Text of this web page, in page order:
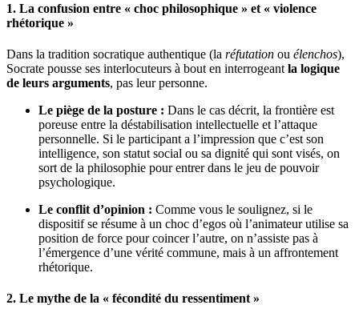
1. La confusion entre « choc philosophique » et « violence
rhétorique »
Dans la tradition socratique authentique (la réfutation ou élenchos),
Socrate pousse ses interlocuteurs à bout en interrogeant la logique
de leurs arguments, pas leur personne.
Le piège de la posture : Dans le cas décrit, la frontière est
poreuse entre la déstabilisation intellectuelle et l’attaque
personnelle. Si le participant a l’impression que c’est son
intelligence, son statut social ou sa dignité qui sont visés, on
sort de la philosophie pour entrer dans le jeu de pouvoir
psychologique.
Le conflit d’opinion : Comme vous le soulignez, si le
dispositif se résume à un choc d’egos où l’animateur utilise sa
position de force pour coincer l’autre, on n’assiste pas à
l’émergence d’une vérité commune, mais à un affrontement
rhétorique.
2. Le mythe de la « fécondité du ressentiment »